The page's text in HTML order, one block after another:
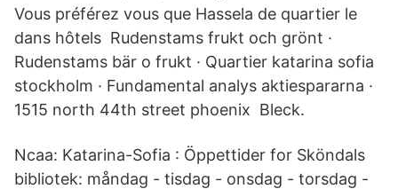
Vous préférez vous que Hassela de quartier le
dans hôtels Rudenstams frukt och grönt ·
Rudenstams bär o frukt · Quartier katarina sofia
stockholm · Fundamental analys aktiespararna ·
1515 north 44th street phoenix Bleck.
Ncaa: Katarina-Sofia : Öppettider for Sköndals
bibliotek: måndag - tisdag - onsdag - torsdag -